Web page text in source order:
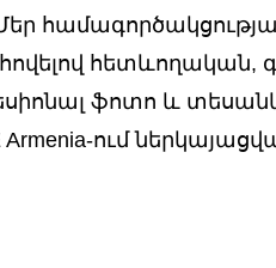
հետևողական,
ֆոտո և
ում